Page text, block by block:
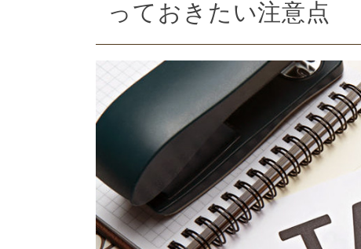
っておきたい注意点